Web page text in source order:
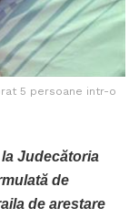
5 persoane intr-o
Judecătoria
de
de arestare